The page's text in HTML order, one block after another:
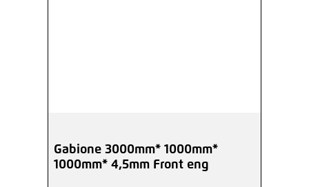
Gabione 3000mm* 1000mm*
1000mm* 4,5mm Front eng